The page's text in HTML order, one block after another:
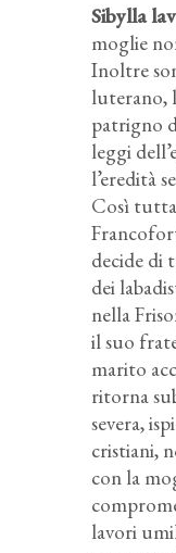
Sibylla
moglie
Inoltre
luterano,
patrigno
leggi
l’eredità
Così
decide di
dei
nella
il suo
marito
ritorna
severa,
cristiani,
con la
lavori